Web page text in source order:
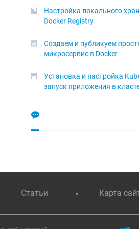
Настройка локального
Docker Registry
Создаем и публикуем
микросервис в Docker
Установка и настройка
запуск приложения в
Статьи Карта